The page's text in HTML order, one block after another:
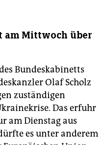
am Mittwoch über
Bundeskabinetts
Olaf Scholz
zuständigen
Das erfuhr
am Dienstag aus
es unter anderem